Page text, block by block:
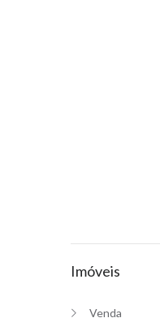
Imóveis
Venda